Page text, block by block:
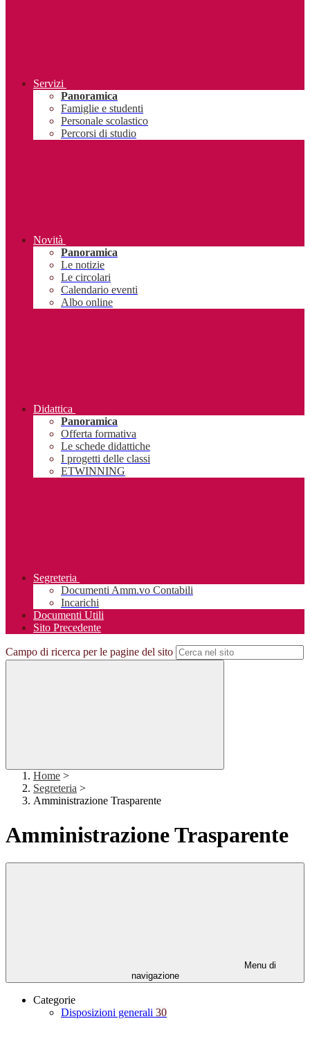
Servizi
Panoramica
Famiglie e studenti
Personale scolastico
Percorsi di studio
Novità
Panoramica
Le notizie
Le circolari
Calendario eventi
Albo online
Didattica
Panoramica
Offerta formativa
Le schede didattiche
I progetti delle classi
ETWINNING
Segreteria
Documenti Amm.vo Contabili
Incarichi
Documenti Utili
Sito Precedente
Campo di ricerca per le pagine del sito
Home >
Segreteria >
Amministrazione Trasparente
Amministrazione Trasparente
Menu di
navigazione
Categorie
Disposizioni generali 30